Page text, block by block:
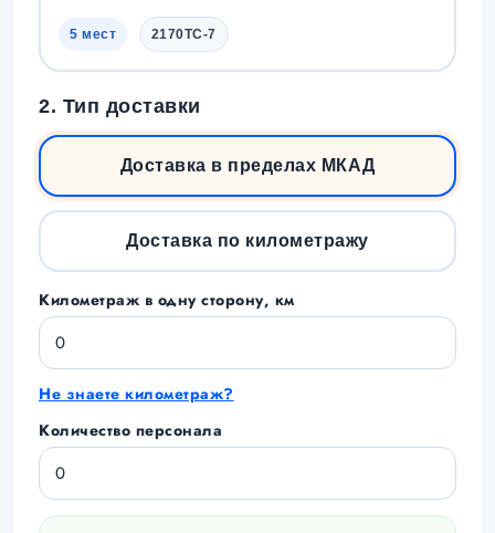
5 мест 2170TC-7
2. Тип доставки
Доставка в пределах МКАД
Доставка по километражу
Километраж в одну сторону, км
Не знаете километраж?
Количество персонала